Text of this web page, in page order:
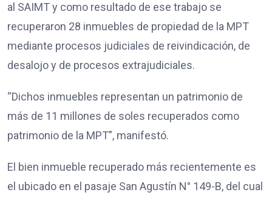
al SAIMT y como resultado de ese trabajo se
recuperaron 28 inmuebles de propiedad de la MPT
mediante procesos judiciales de reivindicación, de
desalojo y de procesos extrajudiciales.
“Dichos inmuebles representan un patrimonio de
más de 11 millones de soles recuperados como
patrimonio de la MPT”, manifestó.
El bien inmueble recuperado más recientemente es
el ubicado en el pasaje San Agustín N° 149-B, del cual